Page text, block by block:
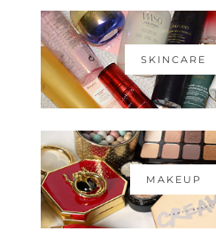
SKINCARE
MAKEUP